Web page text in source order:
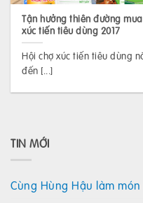
TIN MỚI
Cùng Hùng Hậu làm
Tận hưởng thiên đường
xúc tiến tiêu dùng 2017
Hội chợ xúc tiến tiêu dùng
đến [...]